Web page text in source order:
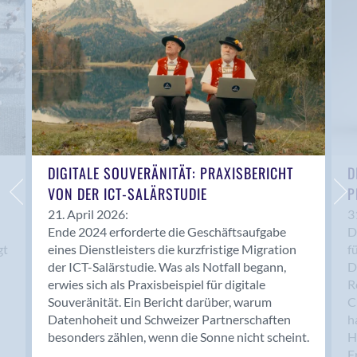
Anwil
Appenzell
Au SG
Baar
Baden
Balsthal
Balzers
Basel
Bassersdorf
Belp
Bendern
Benken (SG)
Bergdietikon
Berlin
Bern
Bern - Liebefeld
DIGITALE SOUVERÄNITÄT: PRAXISBERICHT
VON DER ICT-SALÄRSTUDIE
21. April 2026:
Ende 2024 erforderte die Geschäftsaufgabe
eines Dienstleisters die kurzfristige Migration
der ICT-Salärstudie. Was als Notfall begann,
erwies sich als Praxisbeispiel für digitale
Souveränität. Ein Bericht darüber, warum
Datenhoheit und Schweizer Partnerschaften
besonders zählen, wenn die Sonne nicht scheint.